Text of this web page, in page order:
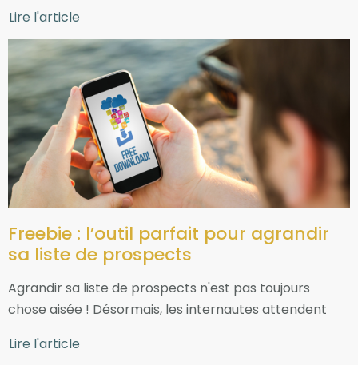
Lire l'article
Freebie : l’outil parfait pour agrandir
sa liste de prospects
Agrandir sa liste de prospects n'est pas toujours
chose aisée ! Désormais, les internautes attendent
Lire l'article